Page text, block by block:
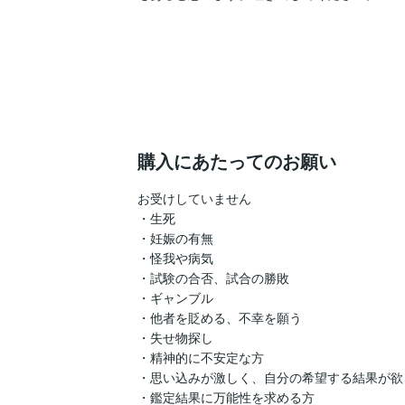
購入にあたってのお願い
お受けしていません
・生死
・妊娠の有無
・怪我や病気
・試験の合否、試合の勝敗
・ギャンブル
・他者を貶める、不幸を願う
・失せ物探し
・精神的に不安定な方
・思い込みが激しく、自分の希望する結果が
・鑑定結果に万能性を求める方